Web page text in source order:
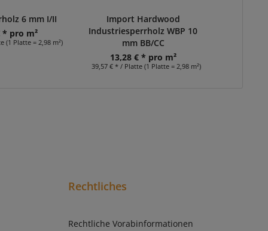
6 mm I/II
* pro m²
(1 Platte = 2,98 m²)
Import Hardwood
Industriesperrholz WBP 10
mm BB/CC
13,28 € * pro m²
39,57 € * / Platte (1 Platte = 2,98 m²)
Rechtliches
Rechtliche Vorabinformationen